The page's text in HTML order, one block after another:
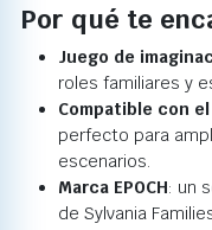
Por qué te
Juego de
roles familiares y
Compatible con
perfecto para
escenarios.
Marca EPOCH: un
de Sylvania